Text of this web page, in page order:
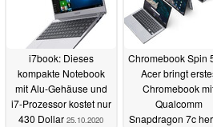
i7book: Dieses
kompakte Notebook
mit Alu-Gehäuse und
i7-Prozessor kostet nur
430 Dollar 25.10.2020
Chromebook Spin
Acer bringt
Chromebook
Qualcomm
Snapdragon 7c